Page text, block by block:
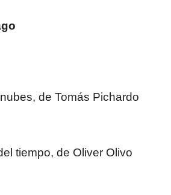
de Tomás Pichardo
tiempo, de Oliver Olivo